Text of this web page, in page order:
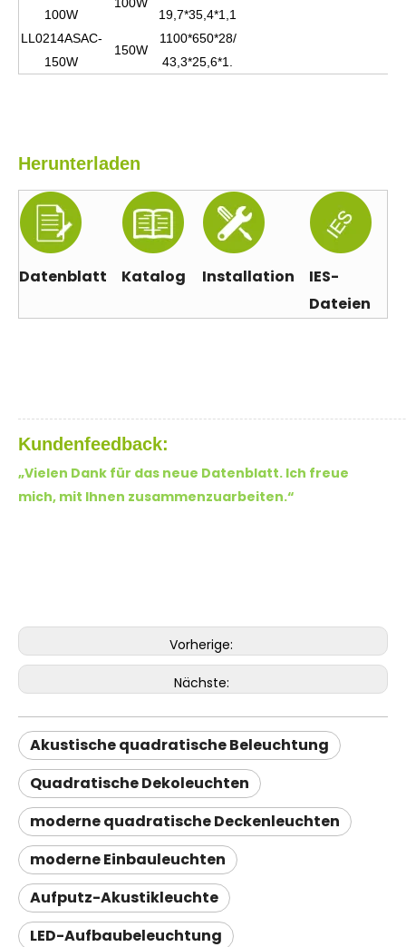
100W
19,7*35,4*1,1
LL0214ASAC-
150W
150W
1100*650*28/
43,3*25,6*1.
Herunterladen
Datenblatt Katalog Installation
IES-
Dateien
Kundenfeedback:
„Vielen Dank für das neue Datenblatt. Ich freue
mich, mit Ihnen zusammenzuarbeiten.“
Vorherige:
Nächste:
Akustische quadratische Beleuchtung
Quadratische Dekoleuchten
moderne quadratische Deckenleuchten
moderne Einbauleuchten
Aufputz-Akustikleuchte
LED-Aufbaubeleuchtung